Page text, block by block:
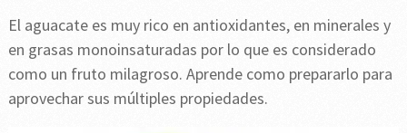
El aguacate es muy rico en antioxidantes, en minerales y
en grasas monoinsaturadas por lo que es considerado
como un fruto milagroso. Aprende como prepararlo para
aprovechar sus múltiples propiedades.